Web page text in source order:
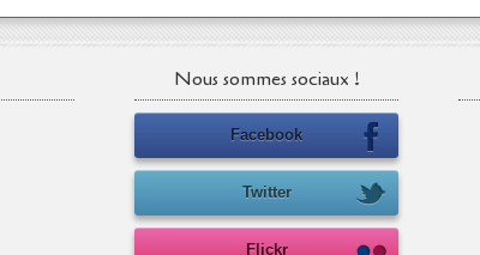
Nous sommes sociaux !
Facebook
Twitter
Flickr